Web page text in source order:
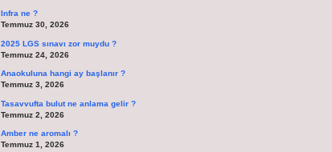
Infra ne ?
Temmuz 30, 2026
2025 LGS sınavı zor muydu ?
Temmuz 24, 2026
Anaokuluna hangi ay başlanır ?
Temmuz 3, 2026
Tasavvufta bulut ne anlama gelir ?
Temmuz 2, 2026
Amber ne aromalı ?
Temmuz 1, 2026